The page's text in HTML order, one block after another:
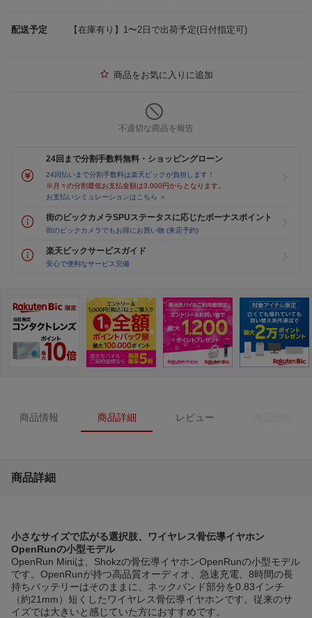
配送予定 【在庫有り】1〜2日で出荷予定(日付指定可)
商品をお気に入りに追加
不適切な商品を報告
24回まで分割手数料無料・ショッピングローン
24回払いまで分割手数料は楽天ビックが負担します！
※月々の分割最低お支払金額は3,000円からとなります。
お支払いシミュレーションはこちら ＞
街のビックカメラSPUステータスに応じたボーナスポイント
街のビックカメラでもお得にお買い物 (来店予約)
楽天ビックサービスガイド
安心で便利なサービス完備
商品情報 商品詳細 レビュー
商品詳細
小さなサイズで広がる選択肢、ワイヤレス骨伝導イヤホン
OpenRunの小型モデル
OpenRun Miniは、Shokzの骨伝導イヤホンOpenRunの小型モデル
です。OpenRunが持つ高品質オーディオ、急速充電、8時間の長
持ちバッテリーはそのままに、ネックバンド部分を0.83インチ
（約21mm）短くしたワイヤレス骨伝導イヤホンです。従来のサ
イズでは大きいと感じていた方におすすめです。